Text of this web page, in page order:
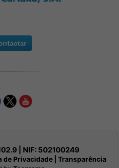
| NIF: 502100249
de Privacidade| Transparência